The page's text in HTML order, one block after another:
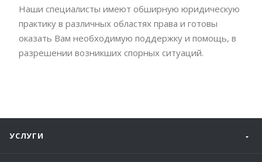
Наши специалисты имеют обширную юридическую
практику в различных областях права и готовы
оказать Вам необходимую поддержку и помощь, в
разрешении возникших спорных ситуаций.
УСЛУГИ